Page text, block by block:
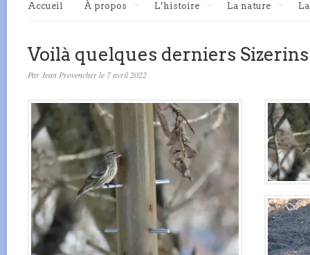
Accueil À propos L’histoire La nature
Voilà quelques derniers
Par Jean Provencher le 7 avril 2022